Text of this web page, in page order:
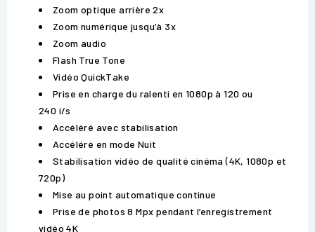
Zoom optique arrière 2x
Zoom numérique jusqu’à 3x
Zoom audio
Flash True Tone
Vidéo QuickTake
Prise en charge du ralenti en 1080p à 120 ou
240 i/s
Accéléré avec stabilisation
Accéléré en mode Nuit
Stabilisation vidéo de qualité cinéma (4K, 1080p et
720p)
Mise au point automatique continue
Prise de photos 8 Mpx pendant l’enregistrement
vidéo 4K